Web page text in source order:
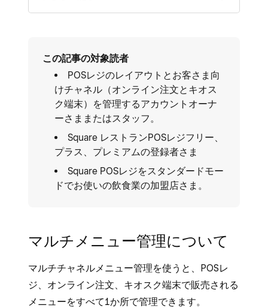
この記事の対象読者
POSレジのレイアウトとお客さま向
けチャネル（オンライン注文とキオス
ク端末）を管理するアカウントオーナ
ーさままたはスタッフ。
Square レストランPOSレジフリー、
プラス、プレミアムの登録者さま
Square POSレジをスタンダードモー
ドでお使いの飲食業の加盟店さま。
マルチメニュー管理について
マルチチャネルメニュー管理を使うと、POSレ
ジ、オンライン注文、キオスク端末で販売される
メニューをすべて1か所で管理できます。